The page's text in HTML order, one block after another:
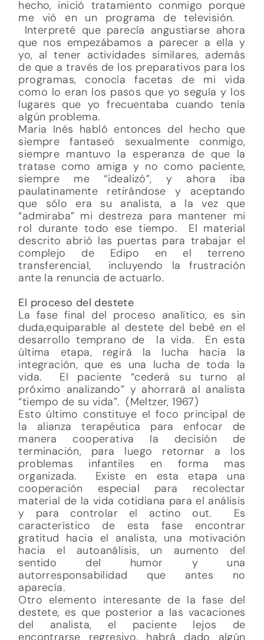
hecho, inició tratamiento conmigo porque
me vió en un programa de televisión.
Interpreté que parecía angustiarse ahora
que nos empezábamos a parecer a ella y
yo, al tener actividades similares, además
de que a través de los preparativos para los
programas, conocía facetas de mi vida
como lo eran los pasos que yo seguía y los
lugares que yo frecuentaba cuando tenía
algún problema.
Maria Inés habló entonces del hecho que
siempre fantaseó sexualmente conmigo,
siempre mantuvo la esperanza de que la
tratase como amiga y no como paciente,
siempre me “idealizó”, y ahora iba
paulatinamente retirándose y aceptando
que sólo era su analista, a la vez que
“admiraba” mi destreza para mantener mi
rol durante todo ese tiempo. El material
descrito abrió las puertas para trabajar el
complejo de Edipo en el terreno
transferencial, incluyendo la frustración
ante la renuncia de actuarlo.
​El proceso del destete
La fase final del proceso analítico, es sin
duda,equiparable al destete del bebé en el
desarrollo temprano de la vida. En esta
última etapa, regirá la lucha hacia la
integración, que es una lucha de toda la
vida. El paciente “cederá su turno al
próximo analizando” y ahorrará al analista
“tiempo de su vida”. (Meltzer, 1967)
Esto último constituye el foco principal de
la alianza terapéutica para enfocar de
manera cooperativa la decisión de
terminación, para luego retornar a los
problemas infantiles en forma mas
organizada. Existe en esta etapa una
cooperación especial para recolectar
material de la vida cotidiana para el análisis
y para controlar el actino out. Es
característico de esta fase encontrar
gratitud hacia el analista, una motivación
hacia el autoanálisis, un aumento del
sentido del humor y una
autorresponsabilidad que antes no
aparecía.
Otro elemento interesante de la fase del
destete, es que posterior a las vacaciones
del analista, el paciente lejos de
encontrarse regresivo, habrá dado algún